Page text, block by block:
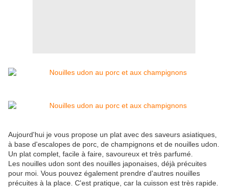
Aujourd'hui je vous propose un plat avec des saveurs asiatiques,
à base d'escalopes de porc, de champignons et de nouilles udon.
Un plat complet, facile à faire, savoureux et très parfumé.
Les nouilles udon sont des nouilles japonaises, déjà précuites
pour moi. Vous pouvez également prendre d'autres nouilles
précuites à la place. C'est pratique, car la cuisson est très rapide.